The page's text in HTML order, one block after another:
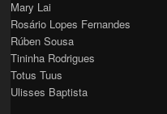
Mary Lai
Rosário Lopes Fernandes
Rúben Sousa
Tininha Rodrigues
Totus Tuus
Ulisses Baptista